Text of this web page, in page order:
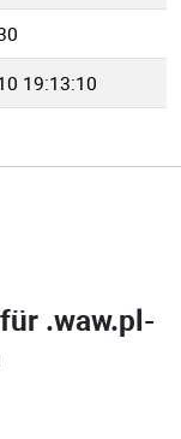
19:13:10
.waw.pl-